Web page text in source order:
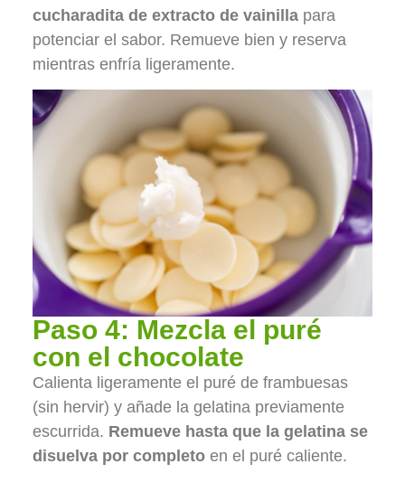
cucharadita de extracto de vainillapara
potenciar el sabor. Remueve bien y reserva
mientras enfría ligeramente.
Paso 4: Mezcla el puré
con el chocolate
Calienta ligeramente el puré de frambuesas
(sin hervir) y añade la gelatina previamente
escurrida. Remueve hasta que la gelatina se
disuelva por completoen el puré caliente.